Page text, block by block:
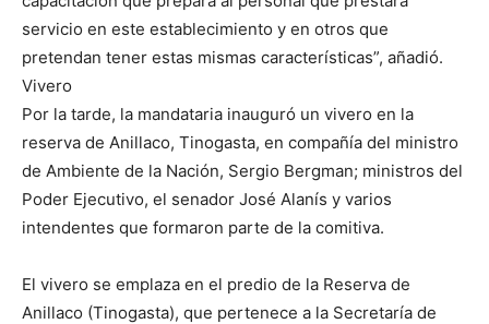
servicio en este establecimiento y en otros que
pretendan tener estas mismas características”, añadió.
Vivero
Por la tarde, la mandataria inauguró un vivero en la
reserva de Anillaco, Tinogasta, en compañía del ministro
de Ambiente de la Nación, Sergio Bergman; ministros del
Poder Ejecutivo, el senador José Alanís y varios
intendentes que formaron parte de la comitiva.
El vivero se emplaza en el predio de la Reserva de
Anillaco (Tinogasta), que pertenece a la Secretaría de